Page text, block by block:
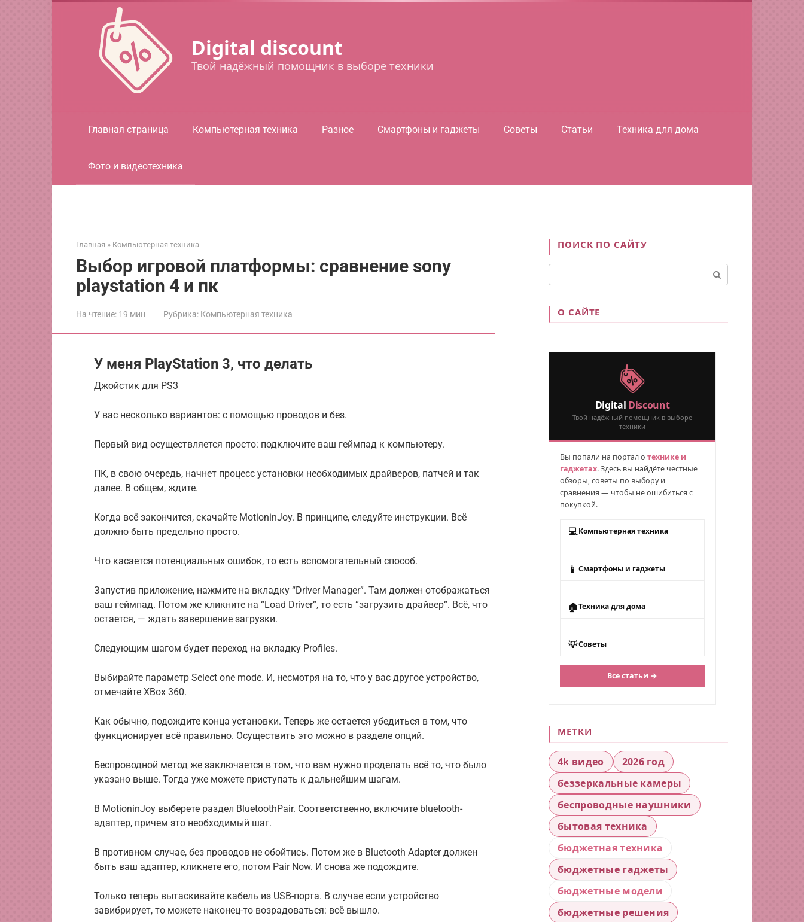
Digital discount
Твой надёжный помощник в выборе техники
Главная страница Компьютерная техника Разное Смартфоны и гаджеты Советы Статьи Техника для дома
Фото и видеотехника
Главная » Компьютерная техника
Выбор игровой платформы: сравнение sony
playstation 4 и пк
На чтение: 19 мин Рубрика: Компьютерная техника
У меня PlayStation 3, что делать
Джойстик для PS3
У вас несколько вариантов: с помощью проводов и без.
Первый вид осуществляется просто: подключите ваш геймпад к компьютеру.
ПК, в свою очередь, начнет процесс установки необходимых драйверов, патчей и так
далее. В общем, ждите.
Когда всё закончится, скачайте MotioninJoy. В принципе, следуйте инструкции. Всё
должно быть предельно просто.
Что касается потенциальных ошибок, то есть вспомогательный способ.
Запустив приложение, нажмите на вкладку “Driver Manager”. Там должен отображаться
ваш геймпад. Потом же кликните на “Load Driver”, то есть “загрузить драйвер”. Всё, что
остается, — ждать завершение загрузки.
Следующим шагом будет переход на вкладку Profiles.
Выбирайте параметр Select one mode. И, несмотря на то, что у вас другое устройство,
отмечайте XBox 360.
Как обычно, подождите конца установки. Теперь же остается убедиться в том, что
функционирует всё правильно. Осуществить это можно в разделе опций.
Беспроводной метод же заключается в том, что вам нужно проделать всё то, что было
указано выше. Тогда уже можете приступать к дальнейшим шагам.
В MotioninJoy выберете раздел BluetoothPair. Соответственно, включите bluetooth-
адаптер, причем это необходимый шаг.
В противном случае, без проводов не обойтись. Потом же в Bluetooth Adapter должен
быть ваш адаптер, кликнете его, потом Pair Now. И снова же подождите.
Только теперь вытаскивайте кабель из USB-порта. В случае если устройство
завибрирует, то можете наконец-то возрадоваться: всё вышло.
ПОИСК ПО САЙТУ
О САЙТЕ
Digital Discount
Твой надёжный помощник в выборе
техники
Вы попали на портал о технике и
гаджетах. Здесь вы найдёте честные
обзоры, советы по выбору и
сравнения — чтобы не ошибиться с
покупкой.
💻 Компьютерная техника
📱 Смартфоны и гаджеты
🏠Техника для дома
💡Советы
Все статьи →
МЕТКИ
4k видео
2026 год
беззеркальные камеры
беспроводные наушники
бытовая техника
бюджетная техника
бюджетные гаджеты
бюджетные модели
бюджетные решения